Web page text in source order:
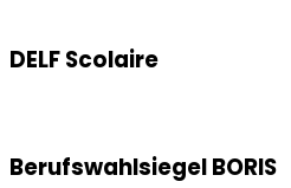
DELF Scolaire
Berufswahlsiegel BORIS